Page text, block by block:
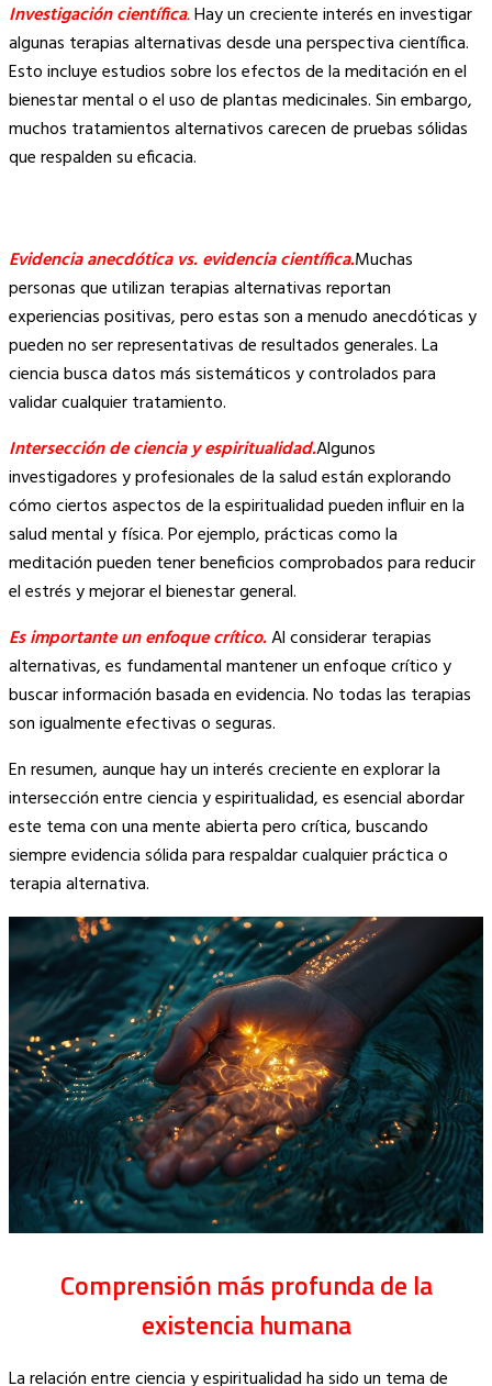
Investigación científica.Hay un creciente interés en investigar
algunas terapias alternativas desde una perspectiva científica.
Esto incluye estudios sobre los efectos de la meditación en el
bienestar mental o el uso de plantas medicinales. Sin embargo,
muchos tratamientos alternativos carecen de pruebas sólidas
que respalden su eficacia.
Evidencia anecdótica vs. evidencia científica.Muchas
personas que utilizan terapias alternativas reportan
experiencias positivas, pero estas son a menudo anecdóticas y
pueden no ser representativas de resultados generales. La
ciencia busca datos más sistemáticos y controlados para
validar cualquier tratamiento.
Intersección de ciencia y espiritualidad.Algunos
investigadores y profesionales de la salud están explorando
cómo ciertos aspectos de la espiritualidad pueden influir en la
salud mental y física. Por ejemplo, prácticas como la
meditación pueden tener beneficios comprobados para reducir
el estrés y mejorar el bienestar general.
Es importante un enfoque crítico.Al considerar terapias
alternativas, es fundamental mantener un enfoque crítico y
buscar información basada en evidencia. No todas las terapias
son igualmente efectivas o seguras.
En resumen, aunque hay un interés creciente en explorar la
intersección entre ciencia y espiritualidad, es esencial abordar
este tema con una mente abierta pero crítica, buscando
siempre evidencia sólida para respaldar cualquier práctica o
terapia alternativa.
Comprensión más profunda de la
existencia humana
La relación entre ciencia y espiritualidad ha sido un tema de